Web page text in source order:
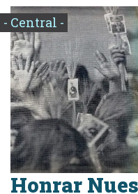
- Central -
Honrar